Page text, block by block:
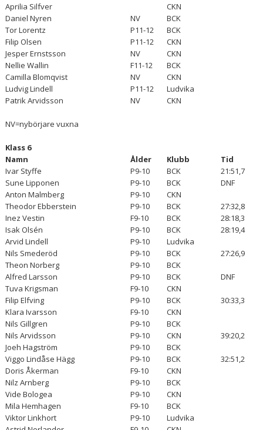
Aprilia Silfver
CKN
Daniel Nyren
NV
BCK
Tor Lorentz
P11-12
BCK
Filip Olsen
P11-12
CKN
Jesper Ernstsson
NV
CKN
Nellie Wallin
F11-12
BCK
Camilla Blomqvist
NV
CKN
Ludvig Lindell
P11-12
Ludvika
Patrik Arvidsson
NV CKN
NV=nybörjare vuxna
Klass 6
Namn
Ålder Klubb
Tid
Ivar Styffe
P9-10 BCK
21:51,7
Sune Lipponen
P9-10 BCK
DNF
Anton Malmberg
P9-10
CKN
Theodor Ebberstein
P9-10 BCK
27:32,8
Inez Vestin
F9-10 BCK
28:18,3
Isak Olsén
P9-10 BCK
28:19,4
Arvid Lindell
P9-10
Ludvika
Nils Smederöd
P9-10 BCK
27:26,9
Theon Norberg
P9-10
BCK
Alfred Larsson
P9-10 BCK
DNF
Tuva Krigsman
F9-10
CKN
Filip Elfving
P9-10 BCK
30:33,3
Klara Ivarsson
F9-10
CKN
Nils Gillgren
P9-10
BCK
Nils Arvidsson
P9-10 CKN
39:20,2
Joeh Hagström
P9-10
BCK
Viggo Lindåse Hägg
P9-10 BCK
32:51,2
Doris Åkerman
F9-10
CKN
Nilz Arnberg
P9-10
BCK
Vide Bologea
P9-10
CKN
Mila Hemhagen
F9-10
BCK
Viktor Linkhort
P9-10
Ludvika